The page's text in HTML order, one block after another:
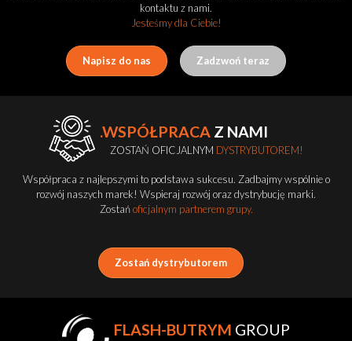
kontaktu z nami.
Jesteśmy dla Ciebie!
Napisz do nas Zadzwoń teraz
.WSPÓŁPRACA Z NAMI
ZOSTAŃ OFICJALNYM DYSTRYBUTOREM!
Współpraca z najlepszymi to podstawa sukcesu. Zadbajmy wspólnie o
rozwój naszych marek! Wspieraj rozwój oraz dystrybucję marki.
Zostańoficjalnym partnerem grupy.
Zostań dystrybutorem
FLASH-BUTRYM GROUP